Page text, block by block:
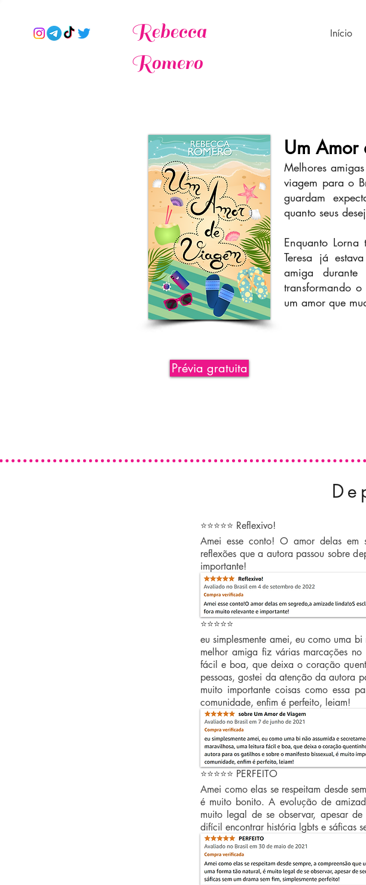
Rebecca
Romero
Início
Prévia gratuita
Um Amor
Melhores
viagem para o
guardam
quanto seus
Enquanto
Teresa já
amiga
transformando
um amor que
⭐⭐⭐⭐⭐ Reflexivo!
Amei esse conto! O amor delas em
reflexões que a autora passou sobre
importante!
⭐⭐⭐⭐⭐
eu simplesmente amei, eu como uma
melhor amiga fiz várias marcações
fácil e boa, que deixa o coração
pessoas, gostei da atenção da autora
muito importante coisas como essa
comunidade, enfim é perfeito, leiam!
⭐⭐⭐⭐⭐ PERFEITO
Amei como elas se respeitam desde
é muito bonito. A evolução de
muito legal de se observar, apesar
difícil encontrar história lgbts e sáficas